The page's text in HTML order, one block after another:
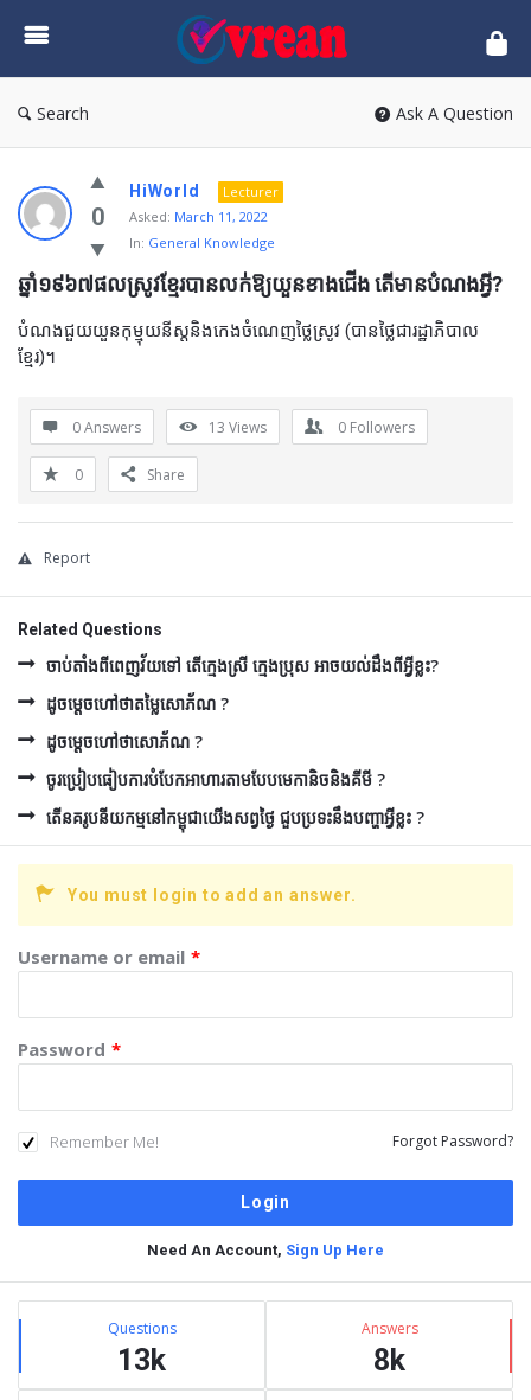
vrean.com
Search Ask A Question
0
HiWorld
Lecturer
Asked: March 11, 2022
In: General Knowledge
ឆ្នាំ១៩៦៧ផលស្រូវខ្មែរបានលក់ឱ្យយួនខាងជើង តើមានបំណងអ្វី?
បំណងជួយយួនកុម្មុយនីស្តនិងកេងចំណេញថ្លៃស្រូវ (បានថ្លៃជារដ្ឋាភិបាល
ខ្មែរ)។
0 Answers 13 Views 0 Followers
0 Share
Report
Related Questions
ចាប់តាំងពីពេញវ័យទៅ តើក្មេងស្រី ក្មេងប្រុស អាចយល់ដឹងពីអ្វីខ្លះ?
ដូចម្ដេចហៅថាតម្លៃសោភ័ណ ?
ដូចម្ដេចហៅថាសោភ័ណ ?
ចូរប្រៀបធៀបការបំបែកអាហារតាមបែបមេកានិចនិងគីមី ?
តើនគរូបនីយកម្មនៅកម្ពុជាយើងសព្វថ្ងៃ ជួបប្រទះនឹងបញ្ហាអ្វីខ្លះ ?
You must login to add an answer.
Username or email *
Password *
Remember Me! Forgot Password?
Need An Account, Sign Up Here
Sidebar
Stats Questions
13k
Answers
8k